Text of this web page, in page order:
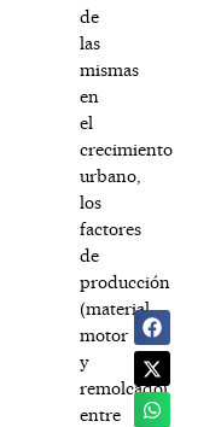
de
las
mismas
en
el
crecimiento
urbano,
los
factores
de
producción
(material
motor
y
remolcado)
entre